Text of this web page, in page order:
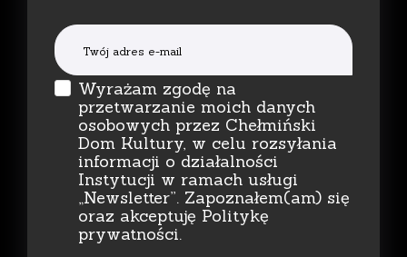
Wyrażam zgodę na
przetwarzanie moich danych
osobowych przez Chełmiński
Dom Kultury, w celu rozsyłania
informacji o działalności
Instytucji w ramach usługi
„Newsletter”. Zapoznałem(am) się
oraz akceptuję Politykę
prywatności.